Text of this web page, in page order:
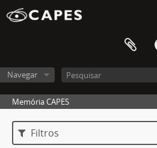
Navegar
Memória CAPES
Filtros